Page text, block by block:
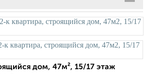
дом, 47м², 15/17 этаж